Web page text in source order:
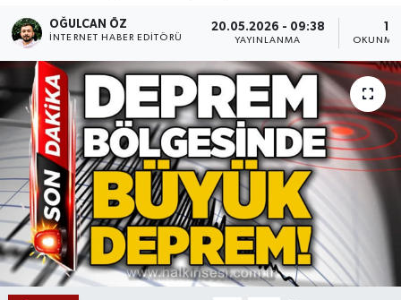
OĞULCAN ÖZ
İNTERNET HABER EDITÖRÜ
20.05.2026 - 09:38
YAYINLANMA
1
OKUNMA
Bolu
ÇEVRE
BİLİM VE TEKNOLOJİ
DUNYA
Düzce